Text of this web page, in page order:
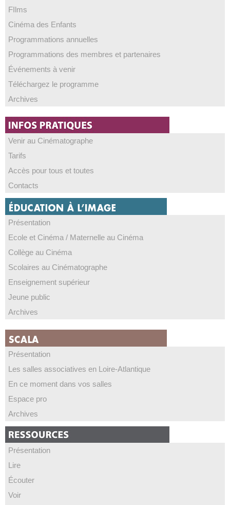
FIlms
Cinéma des Enfants
Programmations annuelles
Programmations des membres et partenaires
Événements à venir
Téléchargez le programme
Archives
Venir au Cinématographe
Tarifs
Accès pour tous et toutes
Contacts
Présentation
Ecole et Cinéma / Maternelle au Cinéma
Collège au Cinéma
Scolaires au Cinématographe
Enseignement supérieur
Jeune public
Archives
Présentation
Les salles associatives en Loire-Atlantique
En ce moment dans vos salles
Espace pro
Archives
Présentation
Lire
Écouter
Voir